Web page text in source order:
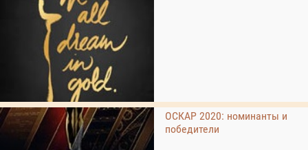
ОСКАР 2020: номинанты и
победители